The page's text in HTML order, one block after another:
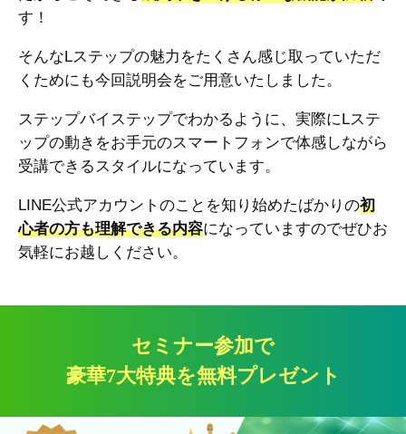
す！
そんなLステップの魅力をたくさん感じ取っていただ
くためにも今回説明会をご用意いたしました。
ステップバイステップでわかるように、実際にLステ
ップの動きをお手元のスマートフォンで体感しながら
受講できるスタイルになっています。
LINE公式アカウントのことを知り始めたばかりの初
心者の方も理解できる内容になっていますのでぜひお
気軽にお越しください。
セミナー参加で
豪華7大特典を無料プレゼント